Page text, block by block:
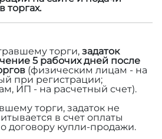
торгах.
торги, задаток
5 рабочих дней после
(физическим лицам - на
при регистрации;
ИП - на расчетный счет).
торги, задаток не
в счет оплаты
договору купли-продажи.